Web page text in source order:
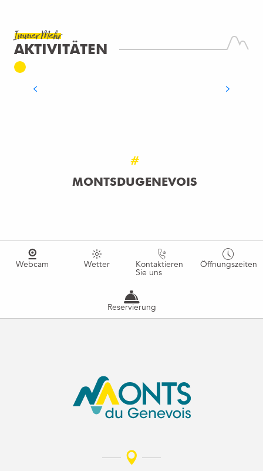
Immer Mehr
AKTIVITÄTEN
#
MONTSDUGENEVOIS
Webcam Wetter Kontaktieren
Sie uns
Öffnungszeiten
Reservierung